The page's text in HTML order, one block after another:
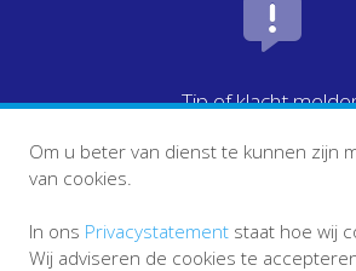
Tip of klacht
Om u beter van dienst te kunnen zijn
van cookies.
In ons Privacystatement staat hoe wij
Wij adviseren de cookies te